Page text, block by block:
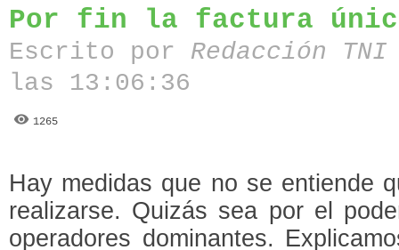
Por fin la factura
Escrito por Redacción
las 13:06:36
1265
Hay medidas que no se entiende
realizarse. Quizás sea por el
operadores dominantes.